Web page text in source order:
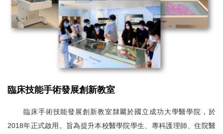
臨床技能手術發展創新教室
臨床手術技能發展創新教室隸屬於國立成功大學醫學院，於
2018年正式啟用。旨為提升本校醫學院學生、專科護理師、住院醫